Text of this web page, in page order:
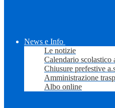
News e Info
Le notizie
Calendario scolastico
Chiusure prefestive
Amministrazione
Albo online